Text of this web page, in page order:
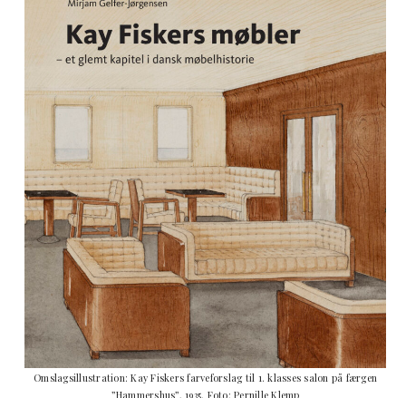
Omslagsillustration: Kay Fiskers farveforslag til 1. klasses salon på færgen
”Hammershus”, 1935. Foto: Pernille Klemp